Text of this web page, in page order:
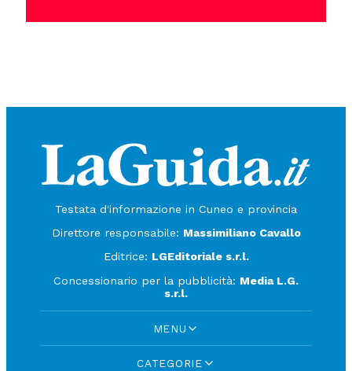
Testata d'informazione in Cuneo e provincia
Direttore responsabile: Massimiliano Cavallo
Editrice: LGEditoriale s.r.l.
Concessionario per la pubblicità: Media L.G.
s.r.l.
MENU
CATEGORIE